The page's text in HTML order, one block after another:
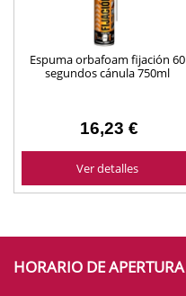
Espuma orbafoam fijación 60
segundos cánula 750ml
16,23 €
Ver detalles
HORARIO DE APERTURA